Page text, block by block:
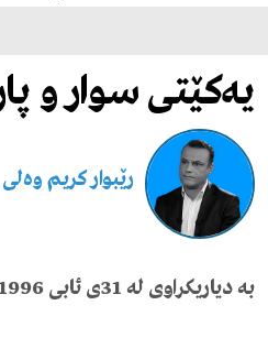
یەکێتی سوار و
رێبوار كریم وەلی
بە دیاریکراوی لە ی ئابی